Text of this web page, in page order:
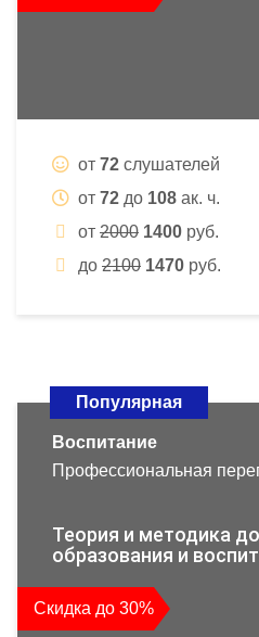
от 72 слушателей
от 72 до 108 ак. ч.
от 2000 1400 руб.
до 2100 1470 руб.
Популярная
Воспитание
Профессиональная
Теория и методика
образования и
Скидка до 30%